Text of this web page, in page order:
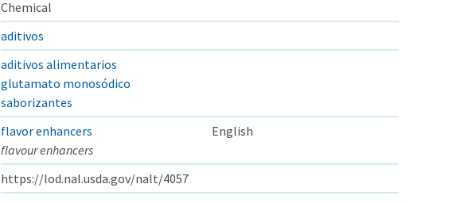
Chemical
aditivos
aditivos alimentarios
glutamato monosódico
saborizantes
flavor enhancers
English
flavour enhancers
https://lod.nal.usda.gov/nalt/4057